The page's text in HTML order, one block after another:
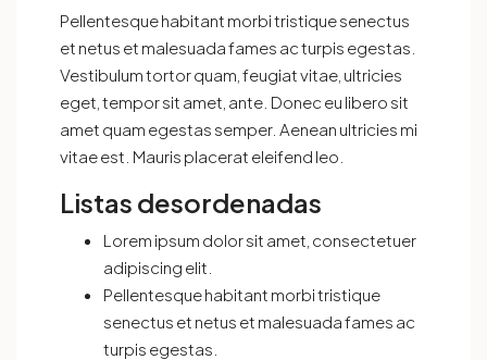
Pellentesque habitant morbi tristique senectus
et netus et malesuada fames ac turpis egestas.
Vestibulum tortor quam, feugiat vitae, ultricies
eget, tempor sit amet, ante. Donec eu libero sit
amet quam egestas semper. Aenean ultricies mi
vitae est. Mauris placerat eleifend leo.
Listas desordenadas
Lorem ipsum dolor sit amet, consectetuer
adipiscing elit.
Pellentesque habitant morbi tristique
senectus et netus et malesuada fames ac
turpis egestas.